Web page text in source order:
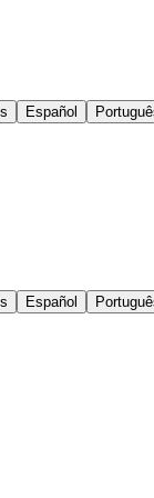
Español
Español